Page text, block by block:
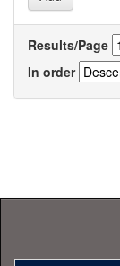
Results/Page
In order